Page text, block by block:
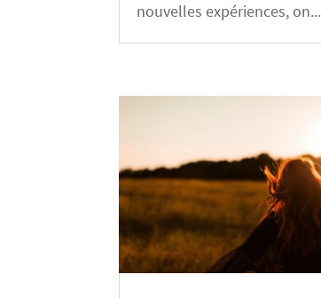
nouvelles expériences, on...